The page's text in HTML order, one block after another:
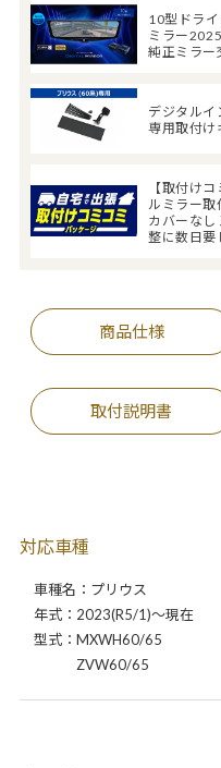
10型ドラ
ミラー
純正ミラー
デジタルイ
専用取付け
【取付け
ルミラー
カバーな
整に数日要
商品仕様
取付説明書
対応車種
車種名：プリウス
年式：2023(R5/1)～現在
型式：MXWH60/65
ZVW60/65